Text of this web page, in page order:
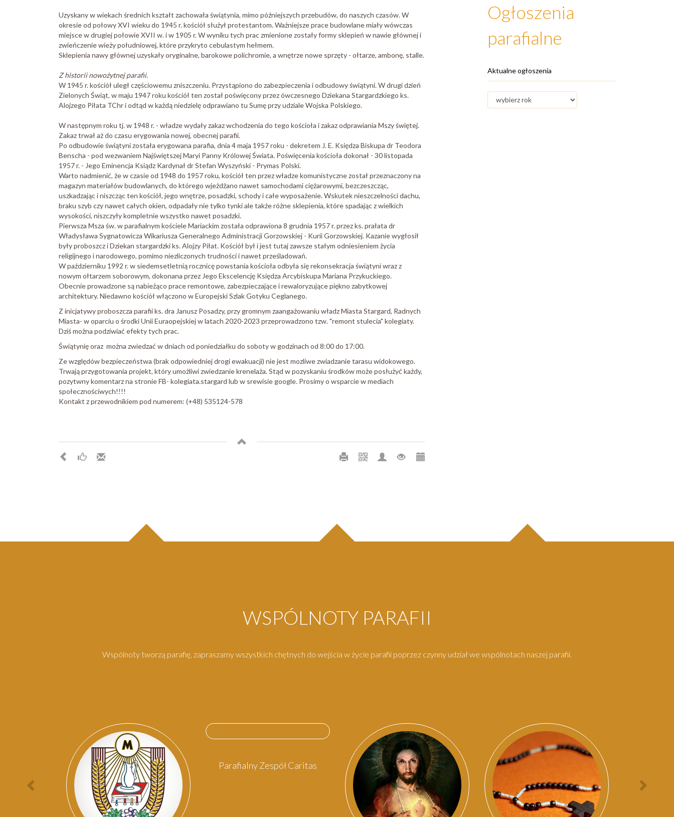
Uzyskany w wiekach średnich kształt zachowała świątynia, mimo późniejszych przebudów, do naszych czasów. W
okresie od połowy XVI wieku do 1945 r. kościół służył protestantom. Ważniejsze prace budowlane miały wówczas
miejsce w drugiej połowie XVII w. i w 1905 r. W wyniku tych prac zmienione zostały formy sklepień w nawie głównej i
zwieńczenie wieży południowej, które przykryto cebulastym hełmem.
Sklepienia nawy głównej uzyskały oryginalne, barokowe polichromie, a wnętrze nowe sprzęty - ołtarze, ambonę, stalle.
Z historii nowożytnej parafii.
W 1945 r. kościół uległ częściowemu zniszczeniu. Przystąpiono do zabezpieczenia i odbudowy świątyni. W drugi dzień
Zielonych Świąt, w maju 1947 roku kościół ten został poświęcony przez ówczesnego Dziekana Stargardzkiego ks.
Alojzego Piłata TChr i odtąd w każdą niedzielę odprawiano tu Sumę przy udziale Wojska Polskiego.
W następnym roku tj. w 1948 r. - władze wydały zakaz wchodzenia do tego kościoła i zakaz odprawiania Mszy świętej.
Zakaz trwał aż do czasu erygowania nowej, obecnej parafii.
Po odbudowie świątyni została erygowana parafia, dnia 4 maja 1957 roku - dekretem J. E. Księdza Biskupa dr Teodora
Benscha - pod wezwaniem Najświętszej Maryi Panny Królowej Świata. Poświęcenia kościoła dokonał - 30 listopada
1957 r. - Jego Eminencja Ksiądz Kardynał dr Stefan Wyszyński - Prymas Polski.
Warto nadmienić, że w czasie od 1948 do 1957 roku, kościół ten przez władze komunistyczne został przeznaczony na
magazyn materiałów budowlanych, do którego wjeżdżano nawet samochodami ciężarowymi, bezczeszcząc,
uszkadzając i niszcząc ten kościół, jego wnętrze, posadzki, schody i całe wyposażenie. Wskutek nieszczelności dachu,
braku szyb czy nawet całych okien, odpadały nie tylko tynki ale także różne sklepienia, które spadając z wielkich
wysokości, niszczyły kompletnie wszystko nawet posadzki.
Pierwsza Msza św. w parafialnym kościele Mariackim została odprawiona 8 grudnia 1957 r. przez ks. prałata dr
Władysława Sygnatowicza Wikariusza Generalnego Administracji Gorzowskiej - Kurii Gorzowskiej. Kazanie wygłosił
były proboszcz i Dziekan stargardzki ks. Alojzy Piłat. Kościół był i jest tutaj zawsze stałym odniesieniem życia
religijnego i narodowego, pomimo niezliczonych trudności i nawet prześladowań.
W październiku 1992 r. w siedemsetletnią rocznicę powstania kościoła odbyła się rekonsekracja świątyni wraz z
nowym ołtarzem soborowym, dokonana przez Jego Ekscelencję Księdza Arcybiskupa Mariana Przykuckiego.
Obecnie prowadzone są nabieżąco prace remontowe, zabezpieczające i rewaloryzujące piękno zabytkowej
architektury. Niedawno kościół włączono w Europejski Szlak Gotyku Ceglanego.
Z inicjatywy proboszcza parafii ks. dra Janusz Posadzy, przy gromnym zaangażowaniu władz Miasta Stargard, Radnych
Miasta- w oparciu o środki Unii Euraopejskiej w latach 2020-2023 przeprowadzono tzw. "remont stulecia" kolegiaty.
Dziś można podziwiać efekty tych prac.
Świątynię oraz można zwiedzać w dniach od poniedziałku do soboty w godzinach od 8:00 do 17:00.
Ze względów bezpieczeństwa (brak odpowiedniej drogi ewakuacji) nie jest mozliwe zwiadzanie tarasu widokowego.
Trwają przygotowania projekt, który umożliwi zwiedzanie krenelaża. Stąd w pozyskaniu środków może posłużyć każdy,
pozytwny komentarz na stronie FB- kolegiata.stargard lub w srewisie google. Prosimy o wsparcie w mediach
społecznościwych!!!!
Kontakt z przewodnikiem pod numerem: (+48) 535124-578
Ogłoszenia
parafialne
Aktualne ogłoszenia
WSPÓLNOTY PARAFII
Wspólnoty tworzą parafię, zapraszamy wszystkich chętnych do wejścia w życie parafii poprzez czynny udział we wspólnotach naszej parafii.
Poprzednia
osoba
Parafialny Zespół Caritas